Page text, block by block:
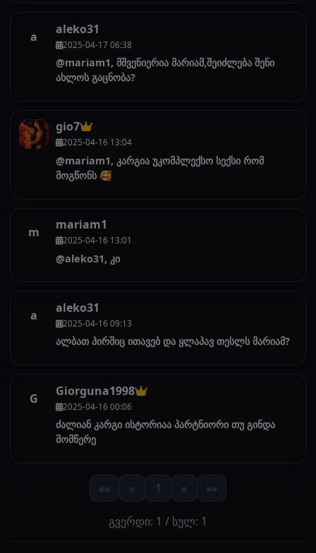
a aleko31
2025-04-17 06:38
@mariam1, მშვენიერია მარიამ,შეიძლება შენი
ახლოს გაცნობა?
gio7
2025-04-16 13:04
@mariam1, კარგია უკომპლექსო სექსი რომ
მოგწონს 🥰
m mariam1
2025-04-16 13:01
@aleko31, კი
a aleko31
2025-04-16 09:13
ალბათ პირშიც ითავებ და ყლაპავ თესლს მარიამ?
G Giorguna1998
2025-04-16 00:06
ძალიან კარგი ისტორიაა პარტნიორი თუ გინდა
მომწერე
«« « 1 » »»
გვერდი: 1 / სულ: 1